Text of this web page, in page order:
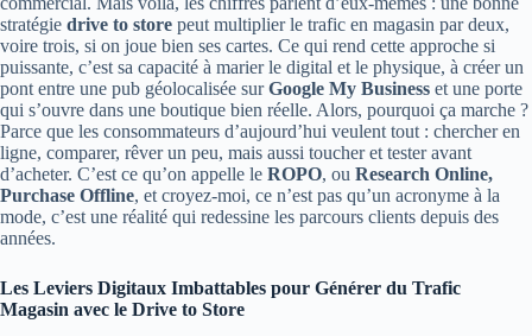
stratégie drive to store peut multiplier le trafic en magasin par deux,
voire trois, si on joue bien ses cartes. Ce qui rend cette approche si
puissante, c’est sa capacité à marier le digital et le physique, à créer un
pont entre une pub géolocalisée surGoogle My Business et une porte
qui s’ouvre dans une boutique bien réelle. Alors, pourquoi ça marche ?
Parce que les consommateurs d’aujourd’hui veulent tout : chercher en
ligne, comparer, rêver un peu, mais aussi toucher et tester avant
d’acheter. C’est ce qu’on appelle le ROPO, ou Research Online,
Purchase Offline, et croyez-moi, ce n’est pas qu’un acronyme à la
mode, c’est une réalité qui redessine les parcours clients depuis des
années.
Les Leviers Digitaux Imbattables pour Générer du Trafic
Magasin avec le Drive to Store